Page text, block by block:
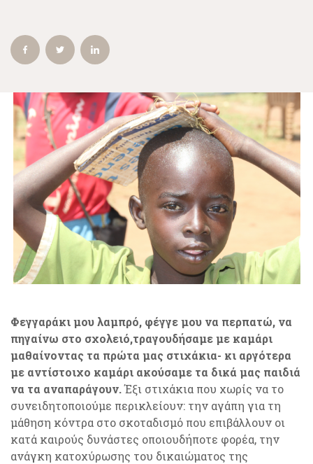
Φεγγαράκι μου λαμπρό, φέγγε μου να περπατώ, να
πηγαίνω στο σχολειό,τραγουδήσαμε με καμάρι
μαθαίνοντας τα πρώτα μας στιχάκια- κι αργότερα
με αντίστοιχο καμάρι ακούσαμε τα δικά μας παιδιά
να τα αναπαράγουν.Έξι στιχάκια που χωρίς να το
συνειδητοποιούμε περικλείουν: την αγάπη για τη
μάθηση κόντρα στο σκοταδισμό που επιβάλλουν οι
κατά καιρούς δυνάστες οποιουδήποτε φορέα, την
ανάγκη κατοχύρωσης του δικαιώματος της